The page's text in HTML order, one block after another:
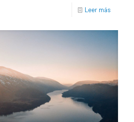
Leer más